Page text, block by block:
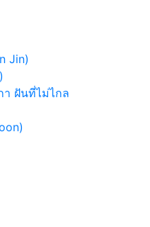
Jin)
า ฝันที่ไม่ไกล